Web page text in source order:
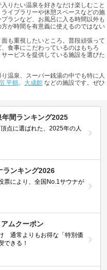
りたい温泉を好きなだけ楽しむこと
イブラリーや休憩スペースなどの施
ランなど、お風呂に入る時間以外も
が時間を有意義に使えるのではない
も重視したいところ。普段頑張って
食事にこだわっているのはもちろ
ービスを提供している施設を選びた
温泉、スーパー銭湯の中でも特に人
平鶴、 大成館 などの施設です。ぜひ
間ランキング2025
点に選ばれた、2025年の人
ランキング2026
票により、全国No.1サウナが
ムクーポン
通常よりもお得な「特別価
できる！